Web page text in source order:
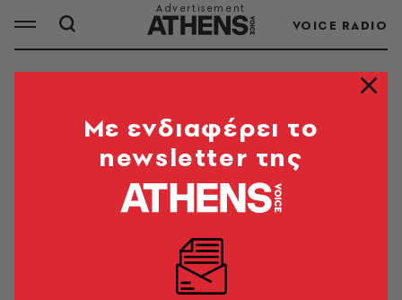
VOICE RADIO
ΣΥΜΒΟΛΑΙΑ
ΟΛΑ ΤΑ ΑΡΘΡΑ ΤΟΥ TAG
ΚΟΣΜΟΣ
Mε ενδιαφέρει το
newsletter της